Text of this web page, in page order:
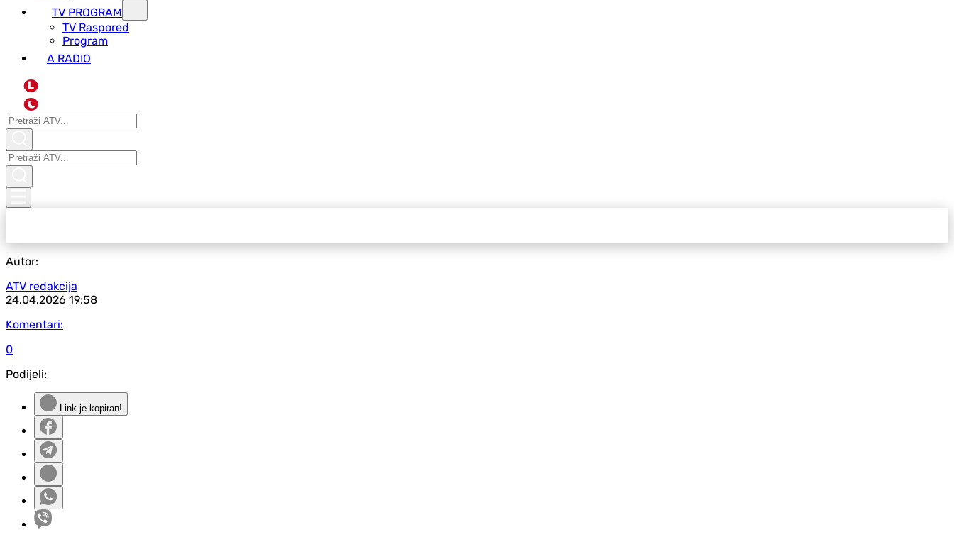
TV PROGRAM
ТV Raspored
Program
A RADIO
L
Autor:
ATV redakcija
24.04.2026 19:58
Komentari:
0
Podijeli:
Link je kopiran!